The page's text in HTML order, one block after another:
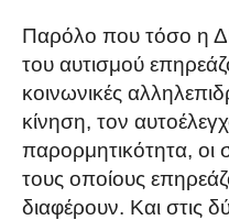
Παρόλο που τόσο η
του αυτισμού
κοινωνικές
κίνηση, τον
παρορμητικότητα, οι
τους οποίους
διαφέρουν. Και στις